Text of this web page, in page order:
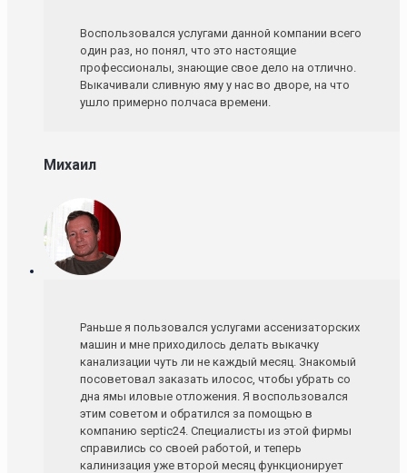
Воспользовался услугами данной компании всего
один раз, но понял, что это настоящие
профессионалы, знающие свое дело на отлично.
Выкачивали сливную яму у нас во дворе, на что
ушло примерно полчаса времени.
Михаил
Раньше я пользовался услугами ассенизаторских
машин и мне приходилось делать выкачку
канализации чуть ли не каждый месяц. Знакомый
посоветовал заказать илосос, чтобы убрать со
дна ямы иловые отложения. Я воспользовался
этим советом и обратился за помощью в
компанию septic24. Специалисты из этой фирмы
справились со своей работой, и теперь
калинизация уже второй месяц функционирует